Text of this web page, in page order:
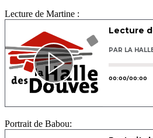
Lecture de Martine :
Portrait de Babou: